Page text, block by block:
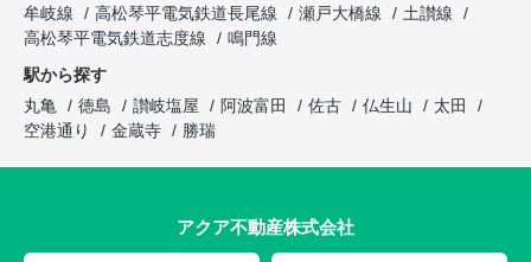
牟岐線
高松琴平電気鉄道長尾線 瀬戸大橋線
土讃線
高松琴平電気鉄道志度線
鳴門線
駅から探す
丸亀
徳島 讃岐塩屋 阿波富田 佐古 仏生山
太田
空港通り
金蔵寺 勝瑞
アクア不動産株式会社